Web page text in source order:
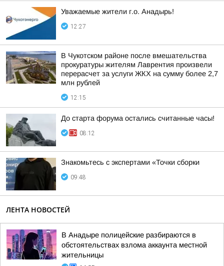
Уважаемые жители г.о. Анадырь!
12:27
В Чукотском районе после вмешательства
прокуратуры жителям Лаврентия произвели
перерасчет за услуги ЖКХ на сумму более 2,7
млн рублей
12:15
До старта форума остались считанные часы!
08:12
Знакомьтесь с экспертами «Точки сборки
09:48
ЛЕНТА НОВОСТЕЙ
В Анадыре полицейские разбираются в
обстоятельствах взлома аккаунта местной
жительницы